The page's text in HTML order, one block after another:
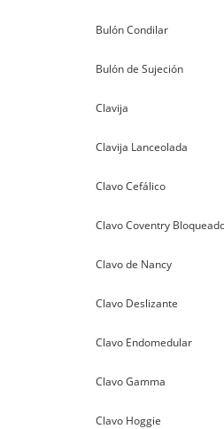
Bulón Condilar
Bulón de Sujeción
Clavija
Clavija Lanceolada
Clavo Cefálico
Clavo Coventry
Clavo de Nancy
Clavo Deslizante
Clavo Endomedular
Clavo Gamma
Clavo Hoggie